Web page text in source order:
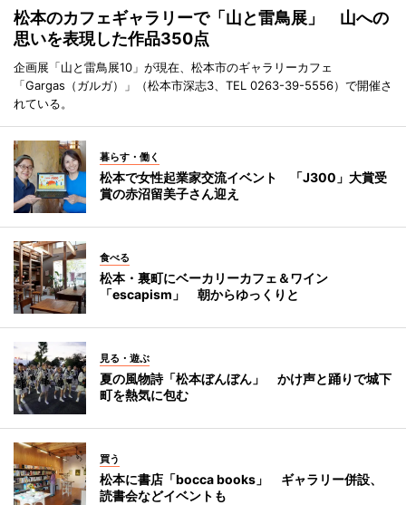
松本のカフェギャラリーで「山と雷鳥展」 山への
思いを表現した作品350点
企画展「山と雷鳥展10」が現在、松本市のギャラリーカフェ
「Gargas（ガルガ）」（松本市深志3、TEL 0263-39-5556）で開催さ
れている。
暮らす・働く
松本で女性起業家交流イベント 「J300」大賞受
賞の赤沼留美子さん迎え
食べる
松本・裏町にベーカリーカフェ＆ワイン
「escapism」 朝からゆっくりと
見る・遊ぶ
夏の風物詩「松本ぼんぼん」 かけ声と踊りで城下
町を熱気に包む
買う
松本に書店「bocca books」 ギャラリー併設、
読書会などイベントも